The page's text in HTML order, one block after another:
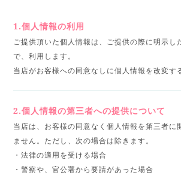
1.個人情報の利用
ご提供頂いた個人情報は、ご提供の際に明示し
で、利用します。
当店がお客様への同意なしに個人情報を改変す
2.個人情報の第三者への提供について
当店は、お客様の同意なく個人情報を第三者に
ません。ただし、次の場合は除きます。
・法律の適用を受ける場合
・警察や、官公署から要請があった場合